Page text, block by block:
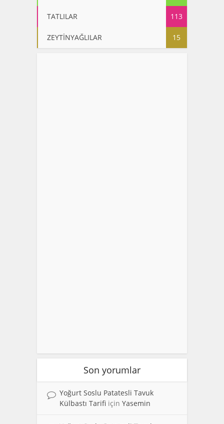
TATLILAR 113
ZEYTİNYAĞLILAR 15
Son yorumlar
Yoğurt Soslu Patatesli Tavuk
Külbastı Tarifi için Yasemin